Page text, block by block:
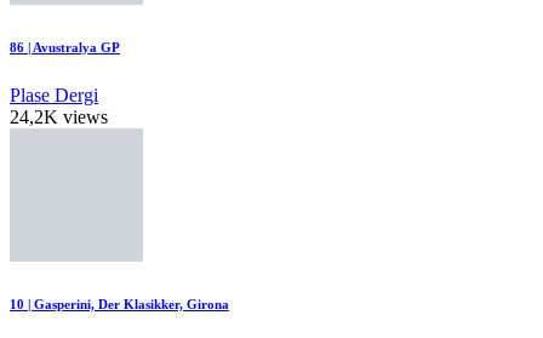
86 | Avustralya GP
Plase Dergi
24,2K views
10 | Gasperini, Der Klasikker, Girona